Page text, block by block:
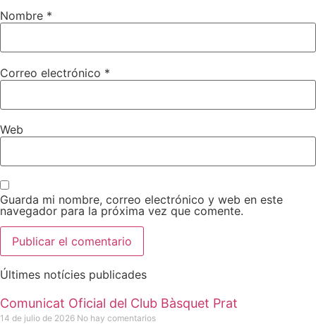
Nombre *
Correo electrónico *
Web
Guarda mi nombre, correo electrónico y web en este
navegador para la próxima vez que comente.
Últimes notícies publicades
Comunicat Oficial del Club Bàsquet Prat
14 de julio de 2026 No hay comentarios